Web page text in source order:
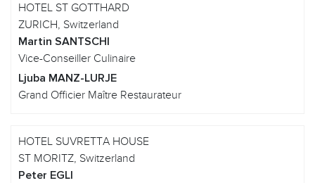
HOTEL ST GOTTHARD
ZURICH, Switzerland
Martin SANTSCHI
Vice-Conseiller Culinaire
Ljuba MANZ-LURJE
Grand Officier Maître Restaurateur
HOTEL SUVRETTA HOUSE
ST MORITZ, Switzerland
Peter EGLI